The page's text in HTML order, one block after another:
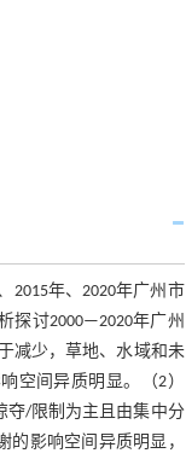
2015年、2020年广州市
探讨2000—2020年广州
减少，草地、水域和未
空间异质明显。（2）
夺/限制为主且由集中分
影响空间异质明显，